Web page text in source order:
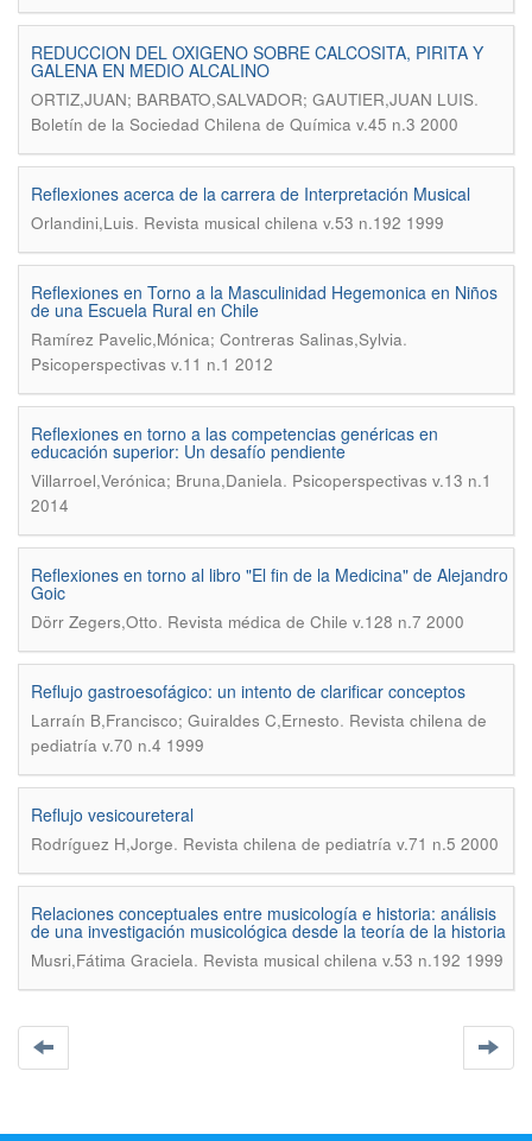
REDUCCION DEL OXIGENO SOBRE CALCOSITA, PIRITA Y
GALENA EN MEDIO ALCALINO
ORTIZ,JUAN; BARBATO,SALVADOR; GAUTIER,JUAN LUIS.
Boletín de la Sociedad Chilena de Química v.45 n.3 2000
Reflexiones acerca de la carrera de Interpretación Musical
Orlandini,Luis. Revista musical chilena v.53 n.192 1999
Reflexiones en Torno a la Masculinidad Hegemonica en Niños
de una Escuela Rural en Chile
Ramírez Pavelic,Mónica; Contreras Salinas,Sylvia.
Psicoperspectivas v.11 n.1 2012
Reflexiones en torno a las competencias genéricas en
educación superior: Un desafío pendiente
Villarroel,Verónica; Bruna,Daniela. Psicoperspectivas v.13 n.1
2014
Reflexiones en torno al libro "El fin de la Medicina" de Alejandro
Goic
Dörr Zegers,Otto. Revista médica de Chile v.128 n.7 2000
Reflujo gastroesofágico: un intento de clarificar conceptos
Larraín B,Francisco; Guiraldes C,Ernesto. Revista chilena de
pediatría v.70 n.4 1999
Reflujo vesicoureteral
Rodríguez H,Jorge. Revista chilena de pediatría v.71 n.5 2000
Relaciones conceptuales entre musicología e historia: análisis
de una investigación musicológica desde la teoría de la historia
Musri,Fátima Graciela. Revista musical chilena v.53 n.192 1999